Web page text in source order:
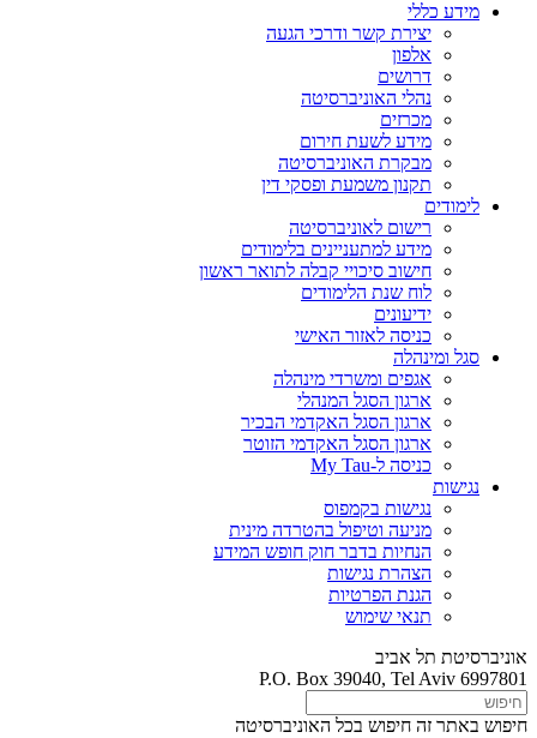
מידע כללי
יצירת קשר ודרכי הגעה
אלפון
דרושים
נהלי האוניברסיטה
מכרזים
מידע לשעת חירום
מבקרת האוניברסיטה
תקנון משמעת ופסקי דין
לימודים
רישום לאוניברסיטה
מידע למתעניינים בלימודים
חישוב סיכויי קבלה לתואר ראשון
לוח שנת הלימודים
ידיעונים
כניסה לאזור האישי
סגל ומינהלה
אגפים ומשרדי מינהלה
ארגון הסגל המנהלי
ארגון הסגל האקדמי הבכיר
ארגון הסגל האקדמי הזוטר
כניסה ל-My Tau
נגישות
נגישות בקמפוס
מניעה וטיפול בהטרדה מינית
הנחיות בדבר חוק חופש המידע
הצהרת נגישות
הגנת הפרטיות
תנאי שימוש
אוניברסיטת תל אביב
P.O. Box 39040, Tel Aviv 6997801
חיפוש באתר זה חיפוש בכל האוניברסיטה